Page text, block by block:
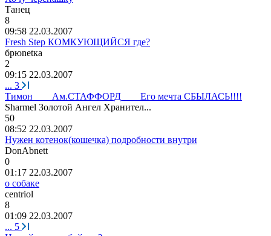
Танeц
8
09:58 22.03.2007
Fresh Step КОМКУЮЩИЙСЯ где?
брюnetка
2
09:15 22.03.2007
... 3
Тимон____Ам.СТАФФОРД____Его мечта СБЫЛАСЬ!!!!
Sharmel Золотой Ангел Хранител...
50
08:52 22.03.2007
Нужен котенок(кошечка) подробности внутри
DonAbnett
0
01:17 22.03.2007
о собаке
centriol
8
01:09 22.03.2007
... 5